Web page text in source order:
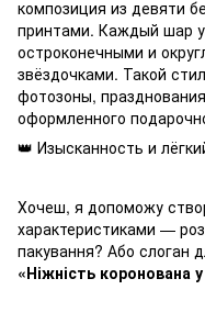
композиция из девяти
принтами. Каждый шар
остроконечными и
звёздочками. Такой
фотозоны,
оформленного
👑 Изысканность и
Хочеш, я допоможу
характеристиками —
пакування? Або слоган
«Ніжність коронована у